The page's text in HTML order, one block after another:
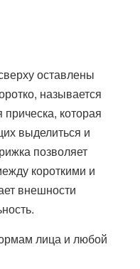
оставлены
называется
которая
выделиться и
позволяет
короткими и
внешности
лица и любой